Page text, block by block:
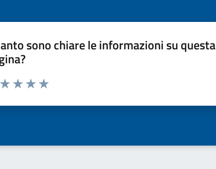
sono chiare le informazioni su questa
da 1 a 5 stelle la pagina